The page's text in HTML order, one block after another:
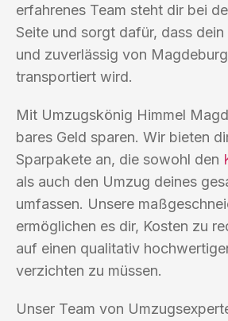
erfahrenes Team steht dir bei
Seite und sorgt dafür, dass
und zuverlässig von
transportiert wird.
Mit Umzugskönig Himmel
bares Geld sparen. Wir bieten
Sparpakete an, die sowohl den
als auch den Umzug deines
umfassen. Unsere
ermöglichen es dir, Kosten zu
auf einen qualitativ
verzichten zu müssen.
Unser Team von